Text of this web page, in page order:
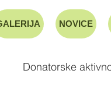
NOVICE
Donatorske